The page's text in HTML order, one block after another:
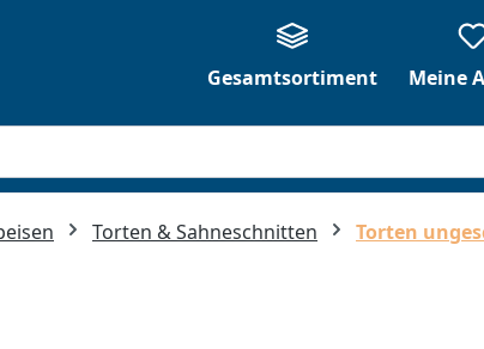
Gesamtsortiment
Meine
Torten & Sahneschnitten Torten